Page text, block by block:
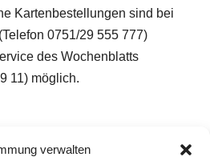
verwalten
Kartenbestellungen sind bei
0751/29 555 777)
des Wochenblatts
11) möglich.